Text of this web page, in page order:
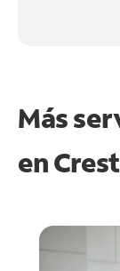
Más
en